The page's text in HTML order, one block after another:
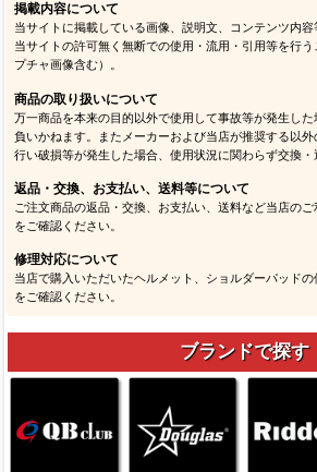
掲載内容について
当サイトに掲載している画像、説明文、コンテンツ内容
当サイトの許可無く無断での使用・流用・引用等を行
プチャ画像含む）。
商品の取り扱いについて
万一商品を本来の目的以外で使用して事故等が発生し
負いかねます。またメーカーおよび当店が推奨する以
行い破損等が発生した場合、使用状況に関わらず交換・
返品・交換、お支払い、送料等について
ご注文商品の返品・交換、お支払い、送料など当店のご
をご確認ください。
修理対応について
当店で購入いただいたヘルメット、ショルダーパッド
をご確認ください。
ブランドで探す